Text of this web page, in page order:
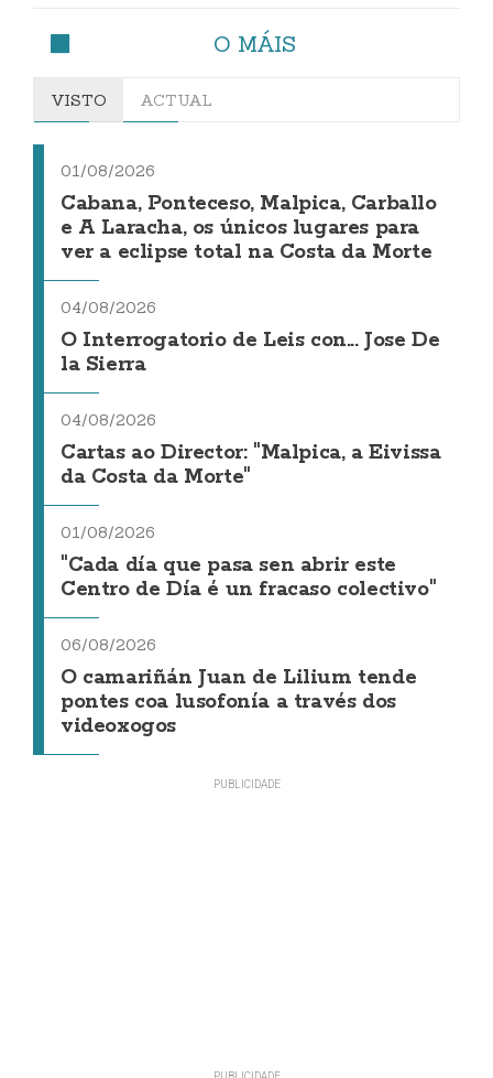
O MÁIS
VISTO ACTUAL
01/08/2026
Cabana, Ponteceso, Malpica, Carballo
e A Laracha, os únicos lugares para
ver a eclipse total na Costa da Morte
04/08/2026
O Interrogatorio de Leis con... Jose De
la Sierra
04/08/2026
Cartas ao Director: "Malpica, a Eivissa
da Costa da Morte"
01/08/2026
"Cada día que pasa sen abrir este
Centro de Día é un fracaso colectivo"
06/08/2026
O camariñán Juan de Lilium tende
pontes coa lusofonía a través dos
videoxogos